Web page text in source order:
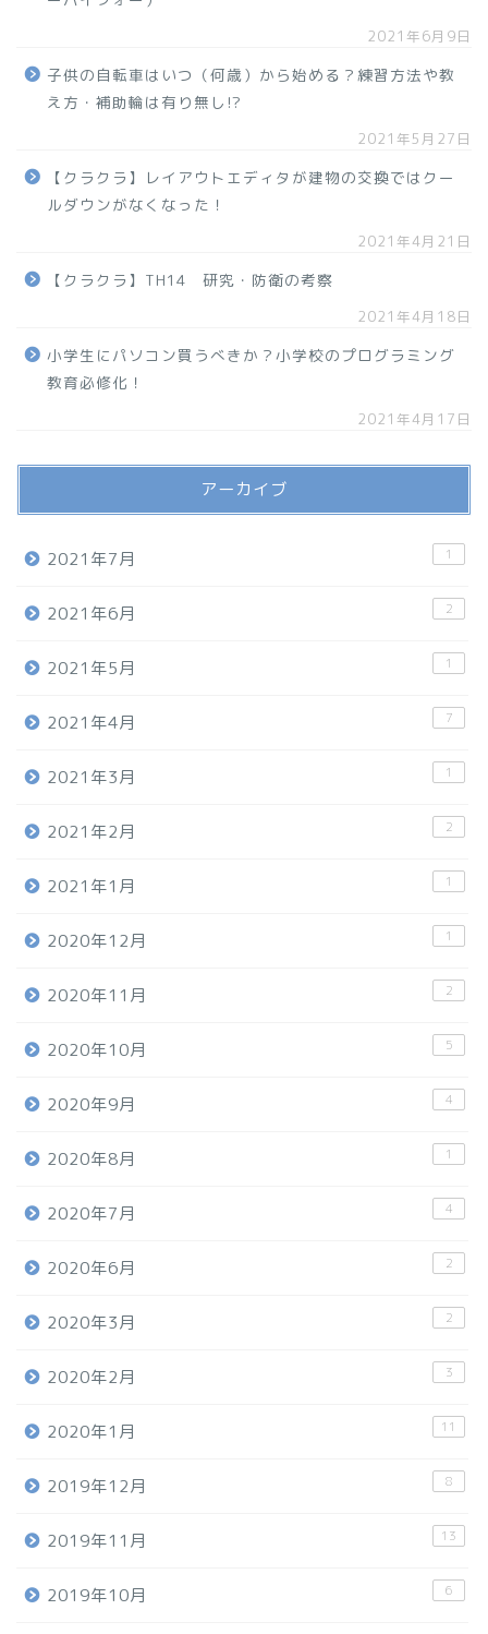
2021年6月9日
子供の自転車はいつ（何歳）から始める？練習方法や教
え方・補助輪は有り無し!?
2021年5月27日
【クラクラ】レイアウトエディタが建物の交換ではクー
ルダウンがなくなった！
2021年4月21日
【クラクラ】TH14 研究・防衛の考察
2021年4月18日
小学生にパソコン買うべきか？小学校のプログラミング
教育必修化！
2021年4月17日
アーカイブ
2021年7月 1
2021年6月 2
2021年5月 1
2021年4月 7
2021年3月 1
2021年2月 2
2021年1月 1
2020年12月 1
2020年11月 2
2020年10月 5
2020年9月 4
2020年8月 1
2020年7月 4
2020年6月 2
2020年3月 2
2020年2月 3
2020年1月 11
2019年12月 8
2019年11月 13
2019年10月 6